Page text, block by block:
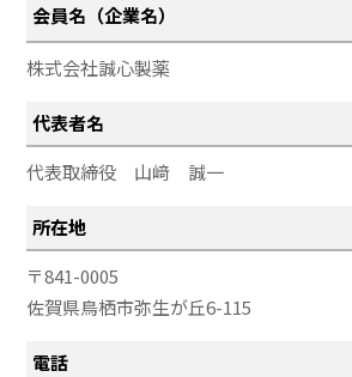
会員名（企業名）
株式会社誠心製薬
代表者名
代表取締役
山﨑 誠一
所在地
841-0005
佐賀県鳥栖市弥生が丘6-115
電話